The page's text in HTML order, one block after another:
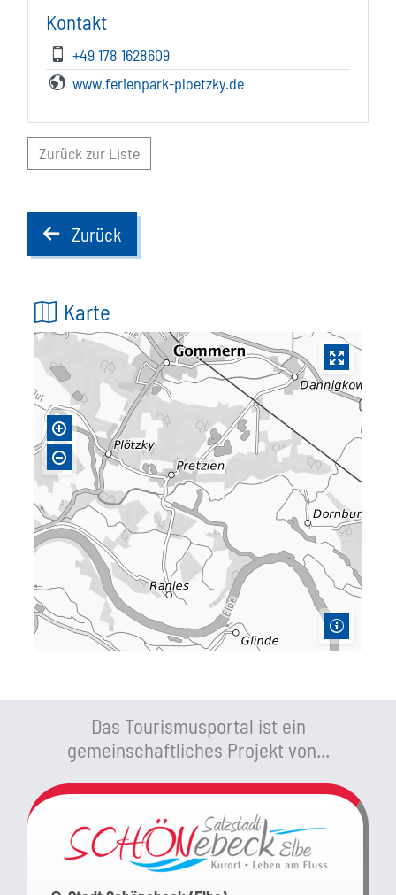
Kontakt
+49 178 1628609
www.ferienpark-ploetzky.de
Zurück zur Liste
backZurück
Karte
Das Tourismusportal ist ein
gemeinschaftliches Projekt von...